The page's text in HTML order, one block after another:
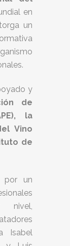
en
un
y
de
la
Vino
de
por un
nivel,
Isabel